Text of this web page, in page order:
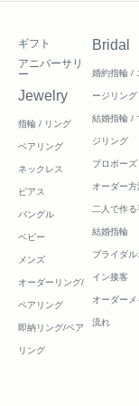
ギフト
アニバーサリ
ー
Jewelry
指輪 / リング
ペアリング
ネックレス
ピアス
バングル
ベビー
メンズ
オーダーリング/
ペアリング
即納リング/ペア
リング
Bridal
婚約指輪 /
ージリング
結婚指輪 /
ジリング
プロポーズ
オーダー方
二人で作る
結婚指輪
ブライダル
イン接客
オーダー
流れ